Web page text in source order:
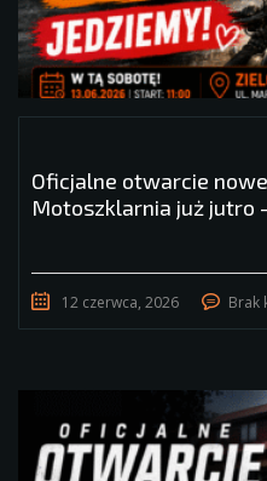
Oficjalne otwarcie
Motoszklarnia już jutro
12 czerwca, 2026 Brak